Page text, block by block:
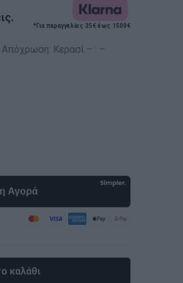
*Για παραγγελίες 35€ έως 1500€
Απόχρωση: Κερασί – : –
καλάθι